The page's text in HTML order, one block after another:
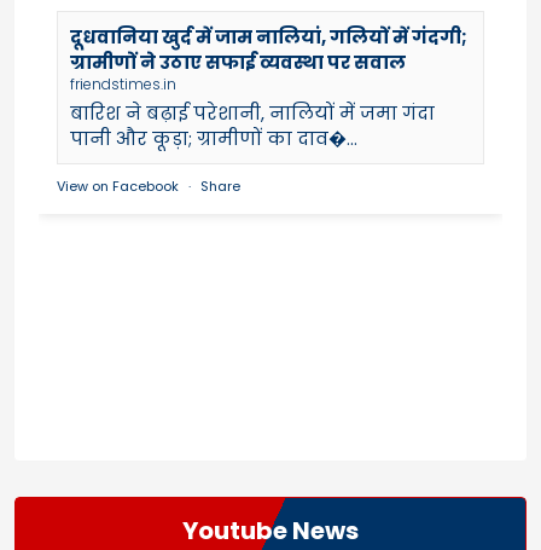
दूधवानिया खुर्द में जाम नालियां, गलियों में गंदगी;
ग्रामीणों ने उठाए सफाई व्यवस्था पर सवाल
friendstimes.in
बारिश ने बढ़ाई परेशानी, नालियों में जमा गंदा
पानी और कूड़ा; ग्रामीणों का दाव�...
View on Facebook · Share
Youtube News